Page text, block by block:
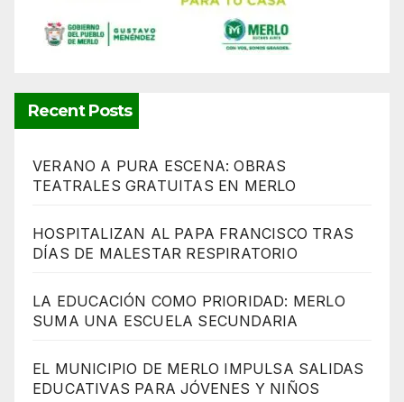
Recent Posts
VERANO A PURA ESCENA: OBRAS
TEATRALES GRATUITAS EN MERLO
HOSPITALIZAN AL PAPA FRANCISCO TRAS
DÍAS DE MALESTAR RESPIRATORIO
LA EDUCACIÓN COMO PRIORIDAD: MERLO
SUMA UNA ESCUELA SECUNDARIA
EL MUNICIPIO DE MERLO IMPULSA SALIDAS
EDUCATIVAS PARA JÓVENES Y NIÑOS